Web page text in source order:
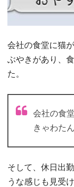
会社の食堂に猫
ぶやきがあり、
た。
会社の食
きゃわたん
そして、休日出
うな感じも見受